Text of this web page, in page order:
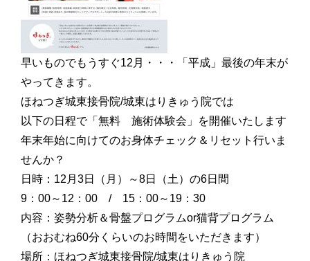
早いものでもうすぐ12月・・・「平成」最後の年末が
やってきます。
ほねつぎ城東接骨院/城東はりきゅう院では
以下の日程で「無料 施術体験会」を開催いたします
年末年始に向けてのお身体チェック＆リセット行いま
せんか？
日時：12月3日（月）～8日（土）の6日間
9：00～12：00 / 15：00～19：30
内容：姿勢分析＆骨盤プログラムor猫背プログラム
（おおむね60分くらいのお時間をいただきます）
場所：ほねつぎ城東接骨院/城東はりきゅう院